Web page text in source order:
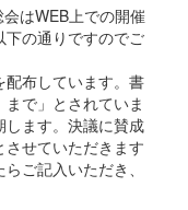
はWEB上での開催
下の通りですのでご
配布しています。書
で」とされていま
ます。決議に賛成
せていただきます
ご記入いただき、